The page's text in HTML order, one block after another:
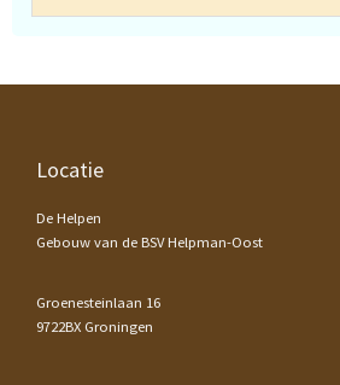
Footer
Locatie
De Helpen
Gebouw van de BSV Helpman-Oost
Groenesteinlaan 16
9722BX Groningen